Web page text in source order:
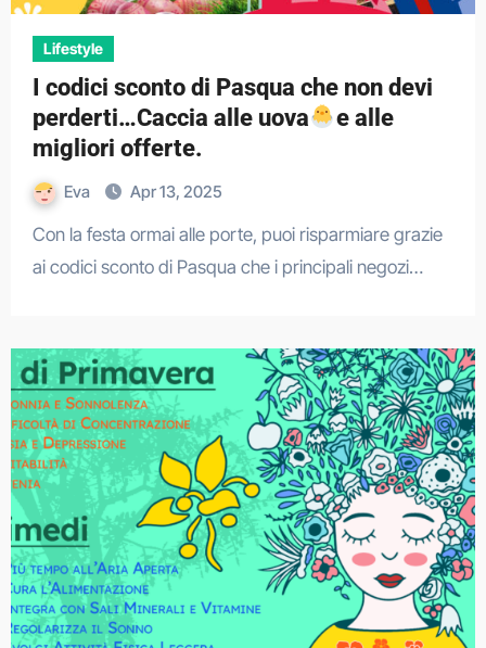
Lifestyle
I codici sconto di Pasqua che non devi
perderti…Caccia alle uova
e alle
migliori offerte.
Eva Apr 13, 2025
Con la festa ormai alle porte, puoi risparmiare grazie
ai codici sconto di Pasqua che i principali negozi…